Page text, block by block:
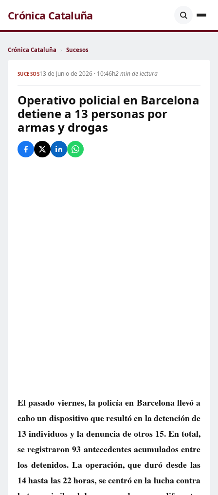
Crónica Cataluña
Crónica Cataluña › Sucesos
SUCESOS13 de Junio de 2026 · 10:46h2 min de lectura
Operativo policial en Barcelona
detiene a 13 personas por
armas y drogas
El pasado viernes, la policía en Barcelona llevó a
cabo un dispositivo que resultó en la detención de
13 individuos y la denuncia de otros 15. En total,
se registraron 93 antecedentes acumulados entre
los detenidos. La operación, que duró desde las
14 hasta las 22 horas, se centró en la lucha contra